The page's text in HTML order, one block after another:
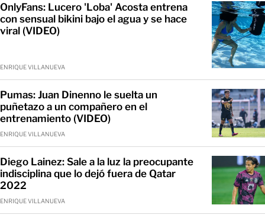
OnlyFans: Lucero 'Loba' Acosta entrena
con sensual bikini bajo el agua y se hace
viral (VIDEO)
ENRIQUE VILLANUEVA
Pumas: Juan Dinenno le suelta un
puñetazo a un compañero en el
entrenamiento (VIDEO)
ENRIQUE VILLANUEVA
Diego Lainez: Sale a la luz la preocupante
indisciplina que lo dejó fuera de Qatar
2022
ENRIQUE VILLANUEVA